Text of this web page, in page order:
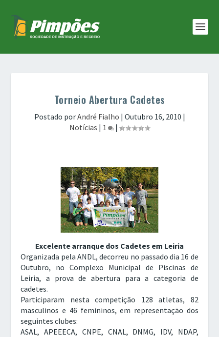
Torneio Abertura Cadetes
Postado porAndré Fialho | Outubro 16, 2010 |
Notícias | 1 |
Excelente arranque dos Cadetes em Leiria
Organizada pela ANDL, decorreu no passado dia 16 de
Outubro, no Complexo Municipal de Piscinas de
Leiria, a prova de abertura para a categoria de
cadetes.
Participaram nesta competição 128 atletas, 82
masculinos e 46 femininos, em representação dos
seguintes clubes:
ASAL, APEEECA, CNPE, CNAL, DNMG, IDV, NDAP,